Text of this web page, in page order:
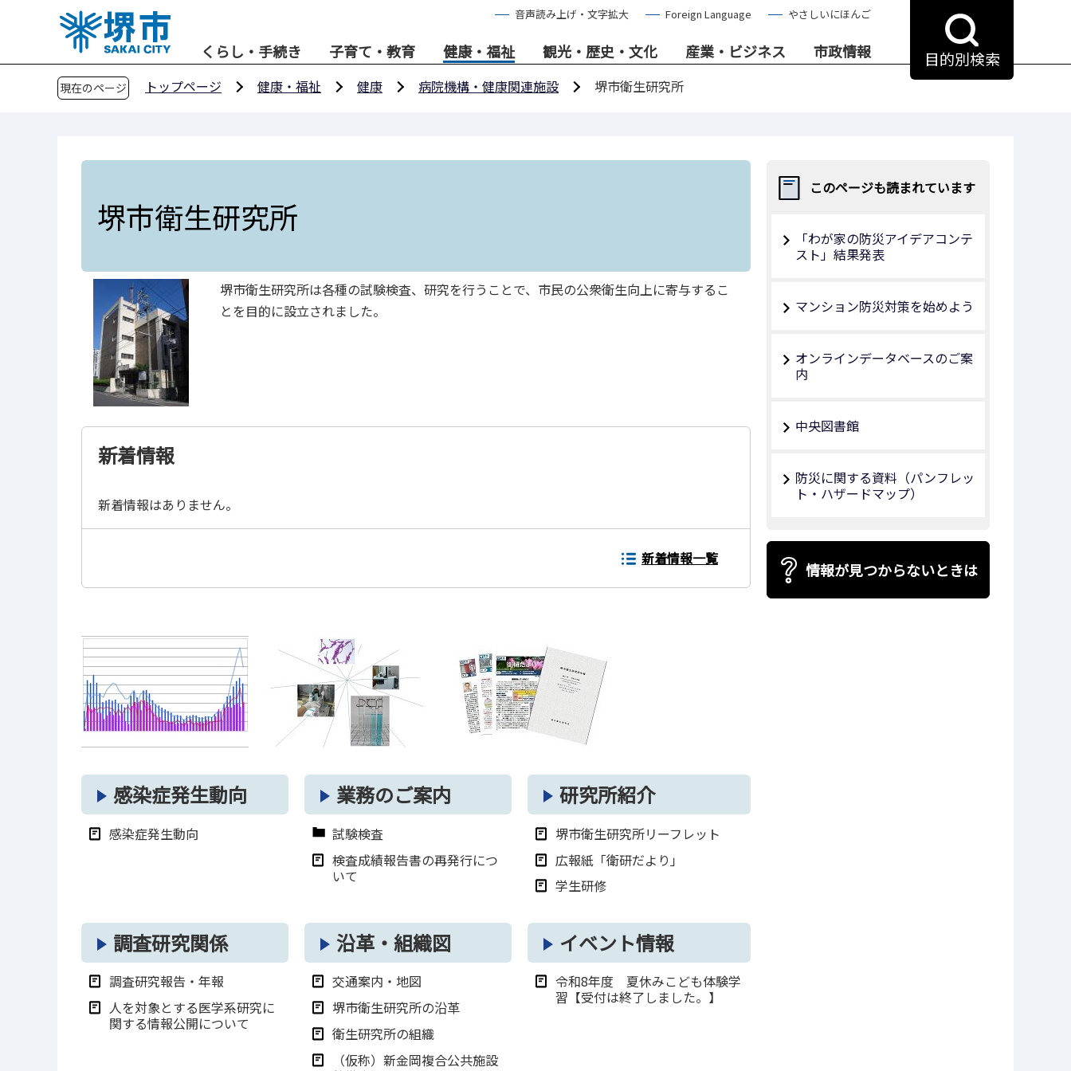
音声読み上げ・文字拡大 Foreign Language やさしいにほんご
くらし・手続き 子育て・教育 健康・福祉 観光・歴史・文化 産業・ビジネス 市政情報 目的別検索
現在のページ トップページ 健康・福祉 健康 病院機構・健康関連施設 堺市衛生研究所
堺市衛生研究所
堺市衛生研究所は各種の試験検査、研究を行うことで、市民の公衆衛生向上に寄与するこ
とを目的に設立されました。
新着情報
新着情報はありません。
新着情報一覧
感染症発生動向
感染症発生動向
業務のご案内
試験検査
検査成績報告書の再発行につ
いて
研究所紹介
堺市衛生研究所リーフレット
広報紙「衛研だより」
学生研修
調査研究関係
調査研究報告・年報
人を対象とする医学系研究に
関する情報公開について
沿革・組織図
交通案内・地図
堺市衛生研究所の沿革
衛生研究所の組織
（仮称）新金岡複合公共施設
イベント情報
令和8年度 夏休みこども体験学
習【受付は終了しました。】
このページも読まれています
「わが家の防災アイデアコンテ
スト」結果発表
マンション防災対策を始めよう
オンラインデータベースのご案
内
中央図書館
防災に関する資料（パンフレッ
ト・ハザードマップ）
情報が見つからないときは